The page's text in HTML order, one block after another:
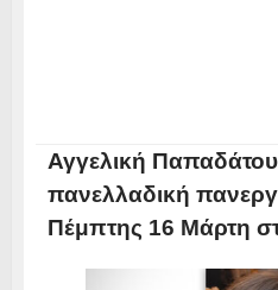
Αγγελική
πανελλαδική
Πέμπτης 16 Μάρτη